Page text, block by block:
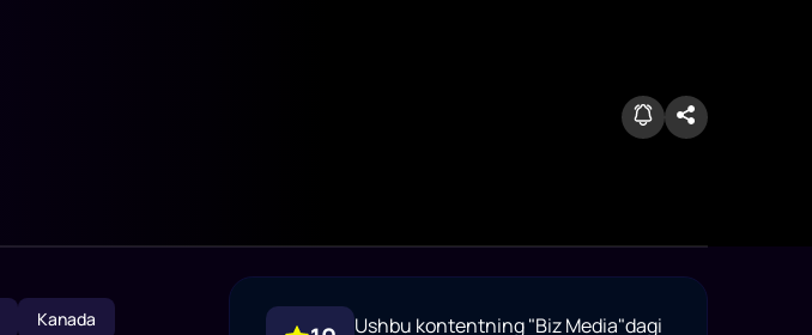
Kanada
Ushbu kontentning "Biz Media"dagi